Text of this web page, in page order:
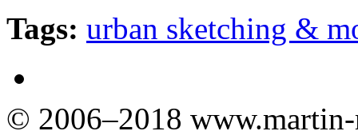
Tags: urban sketching &
© 2006–2018